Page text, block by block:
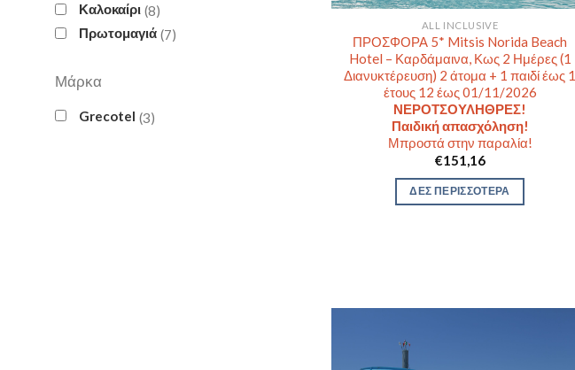
Καλοκαίρι 8
Πρωτομαγιά 7
Μάρκα
Grecotel 3
ALL INCLUSIVE
ΠΡΟΣΦΟΡΑ 5* Mitsis Norida Beach
Hotel – Καρδάμαινα, Κως 2 Ημέρες (1
Διανυκτέρευση) 2 άτομα + 1 παιδί έως 1
έτους 12 έως 01/11/2026
ΝΕΡΟΤΣΟΥΛΗΘΡΕΣ!
Παιδική απασχόληση!
Μπροστά στην παραλία!
€151,16
ΔΕΣ ΠΕΡΙΣΣΟΤΕΡΑ